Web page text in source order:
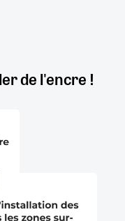
de l'encre !